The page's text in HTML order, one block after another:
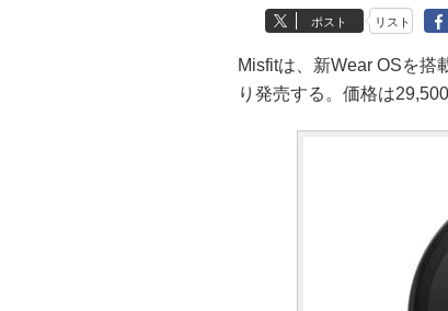
ポスト リスト
Misfitは、新Wear OSを搭
り発売する。価格は